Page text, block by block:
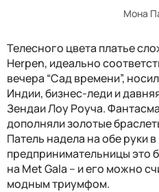
Мона
Телесного цвета платье
Herpen, идеально
вечера “Сад времени”,
Индии, бизнес-леди и
Зендаи Лоу Роуча.
дополняли золотые
Патель надела на обе руки
предпринимательницы это
на Met Gala – и его можно
модным триумфом.